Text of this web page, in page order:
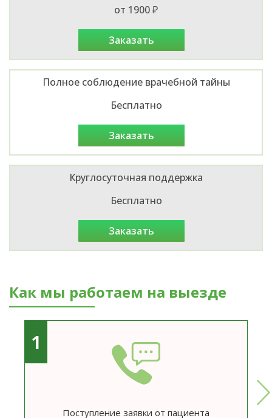
от 1900 ₽
заказать
Полное соблюдение врачебной тайны
Бесплатно
заказать
Круглосуточная поддержка
Бесплатно
заказать
Как мы работаем на выезде
1
Поступление заявки от пациента